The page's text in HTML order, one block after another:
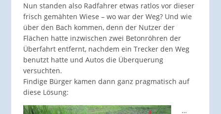
Nun standen also Radfahrer etwas ratlos vor dieser
frisch gemähten Wiese – wo war der Weg? Und wie
über den Bach kommen, denn der Nutzer der
Flächen hatte inzwischen zwei Betonröhren der
Überfahrt entfernt, nachdem ein Trecker den Weg
benutzt hatte und Autos die Überquerung
versuchten.
Findige Bürger kamen dann ganz pragmatisch auf
diese Lösung:
…